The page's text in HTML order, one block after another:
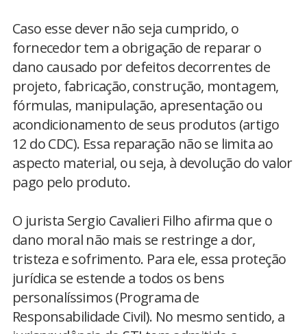
Caso esse dever não seja cumprido, o
fornecedor tem a obrigação de reparar o
dano causado por defeitos decorrentes de
projeto, fabricação, construção, montagem,
fórmulas, manipulação, apresentação ou
acondicionamento de seus produtos (artigo
12 do CDC). Essa reparação não se limita ao
aspecto material, ou seja, à devolução do valor
pago pelo produto.
O jurista Sergio Cavalieri Filho afirma que o
dano moral não mais se restringe a dor,
tristeza e sofrimento. Para ele, essa proteção
jurídica se estende a todos os bens
personalíssimos (Programa de
Responsabilidade Civil). No mesmo sentido, a